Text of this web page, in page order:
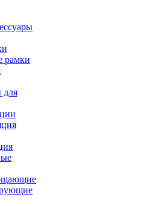
рамки
для